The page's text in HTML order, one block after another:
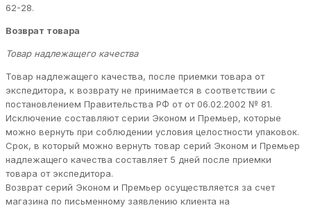
62-28.
Возврат товара
Товар надлежащего качества
Товар надлежащего качества, после приемки товара от
экспедитора, к возврату не принимается в соответствии с
постановлением Правительства РФ от от 06.02.2002 № 81.
Исключение составляют серии Эконом и Премьер, которые
можно вернуть при соблюдении условия целостности упаковок.
Срок, в который можно вернуть товар серий Эконом и Премьер
надлежащего качества составляет 5 дней после приемки
товара от экспедитора.
Возврат серий Эконом и Премьер осуществляется за счет
магазина по письменному заявлению клиента на